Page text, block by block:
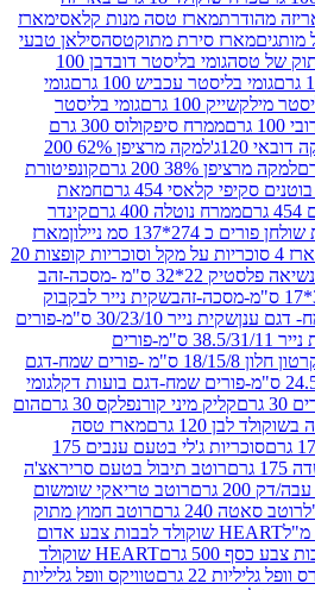
מארז טסה מנות קלאסי מארז
סירת מתוקטסהסילאן טבעי
גומי בליסטר דובדבן 100
עכביש 100 גרם
גומי
גרם
גומי בליסטר
ממרח סיפקולוס 300 גרם
למקה מרציפן 62% 200
גרם
קונפיטורת
454 גרם
חמאת
נוטלה 400 גרם
קינדר
מארז
מארז 4 סוכריות על מקל וסוכריות קופצות 20
חב' 10 שקית נשיאה פלסטיק 22*32 ס"מ -מסכה-זהב
שקית נייר לבקבוק
שקית נייר 30/23/10 ס"מ-פורים
שקית נייר 38.5/31/11 ס"מ-פורים
קופ' קרטון חלון 18/15/8 ס"מ -פורים שמח-דגם
גומי
מיני קורנפלקס 30 גרם
הום
מארז טסה
סוכריות ג'לי בטעם ענבים 175
רוטב תיבול בטעם סריראצ'ה
רוטב טריאקי שומשום
רוטב חמוץ מתוק
HEART שוקולד לבבות צבע אדום
HEART שוקולד
טוויקס וופל גליליות